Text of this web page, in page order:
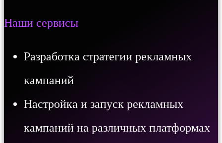
Наши сервисы
Разработка стратегии рекламных
кампаний
Настройка и запуск рекламных
кампаний на различных платформах